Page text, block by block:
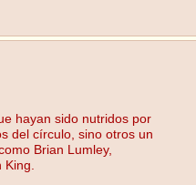
hayan sido nutridos por
del círculo, sino otros un
Brian Lumley,